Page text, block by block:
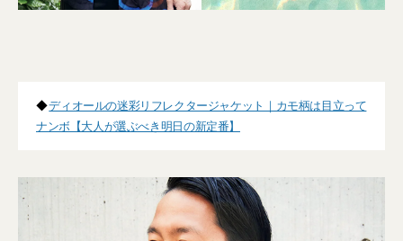
◆ディオールの迷彩リフレクタージャケット｜カモ柄は目立って
ナンボ【大人が選ぶべき明日の新定番】